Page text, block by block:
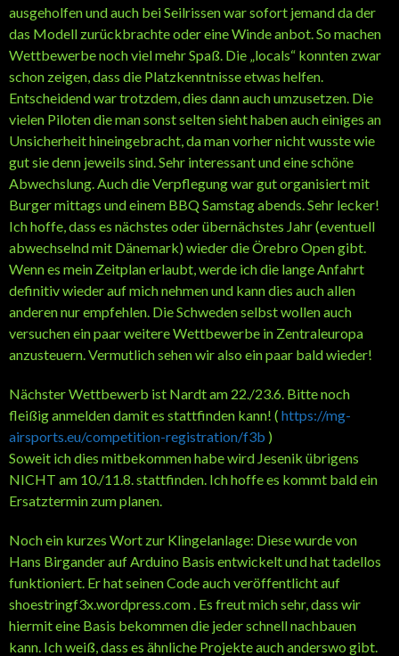
ausgeholfen und auch bei Seilrissen war sofort jemand da der
das Modell zurückbrachte oder eine Winde anbot. So machen
Wettbewerbe noch viel mehr Spaß. Die „locals“ konnten zwar
schon zeigen, dass die Platzkenntnisse etwas helfen.
Entscheidend war trotzdem, dies dann auch umzusetzen. Die
vielen Piloten die man sonst selten sieht haben auch einiges an
Unsicherheit hineingebracht, da man vorher nicht wusste wie
gut sie denn jeweils sind. Sehr interessant und eine schöne
Abwechslung. Auch die Verpflegung war gut organisiert mit
Burger mittags und einem BBQ Samstag abends. Sehr lecker!
Ich hoffe, dass es nächstes oder übernächstes Jahr (eventuell
abwechselnd mit Dänemark) wieder die Örebro Open gibt.
Wenn es mein Zeitplan erlaubt, werde ich die lange Anfahrt
definitiv wieder auf mich nehmen und kann dies auch allen
anderen nur empfehlen. Die Schweden selbst wollen auch
versuchen ein paar weitere Wettbewerbe in Zentraleuropa
anzusteuern. Vermutlich sehen wir also ein paar bald wieder!
Nächster Wettbewerb ist Nardt am 22./23.6. Bitte noch
fleißig anmelden damit es stattfinden kann! ( https://mg-
airsports.eu/competition-registration/f3b )
Soweit ich dies mitbekommen habe wird Jesenik übrigens
NICHT am 10./11.8. stattfinden. Ich hoffe es kommt bald ein
Ersatztermin zum planen.
Noch ein kurzes Wort zur Klingelanlage: Diese wurde von
Hans Birgander auf Arduino Basis entwickelt und hat tadellos
funktioniert. Er hat seinen Code auch veröffentlicht auf
shoestringf3x.wordpress.com . Es freut mich sehr, dass wir
hiermit eine Basis bekommen die jeder schnell nachbauen
kann. Ich weiß, dass es ähnliche Projekte auch anderswo gibt.